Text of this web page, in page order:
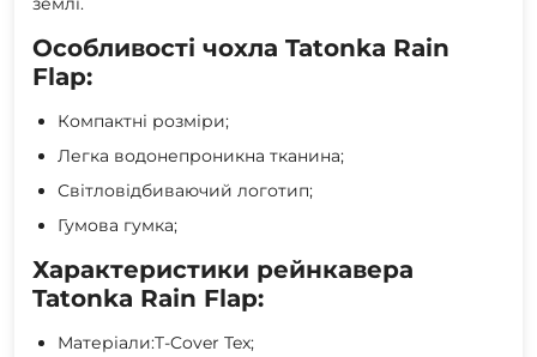
Особливості чохла Tatonka Rain
Flap:
Компактні розміри;
Легка водонепроникна тканина;
Світловідбиваючий логотип;
Гумова гумка;
Характеристики рейнкавера
Tatonka Rain Flap:
Матеріали:T-Cover Tex;